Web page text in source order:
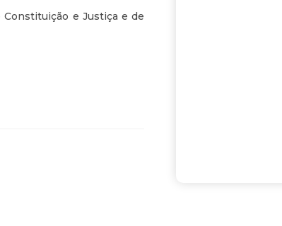
Constituição e Justiça e de